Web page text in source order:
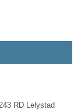
RD Lelystad